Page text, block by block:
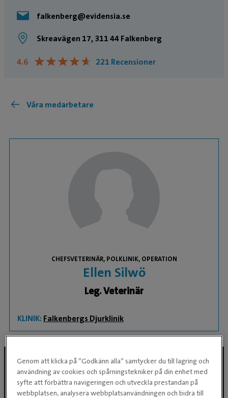
falkenberg@evidensia.se
Skreavägen 17, 311 44 Falkenberg
4.6 ★★★★★
★★★★★ 221 Recensioner
Våra medarbetare
CHEFSVETERINÄR, POLKLINIK, OPERATION
Ellen Silwö
Leg. Veterinär
KLINIK: Falkenbergs Djurklinik
Följ oss i sociala medier
Genom att klicka på ”Godkänn alla” samtycker du till lagring och
användning av cookies och spårningstekniker på din enhet med
syfte att förbättra navigeringen och utveckla prestandan på
webbplatsen, analysera webbplatsanvändningen och bidra till